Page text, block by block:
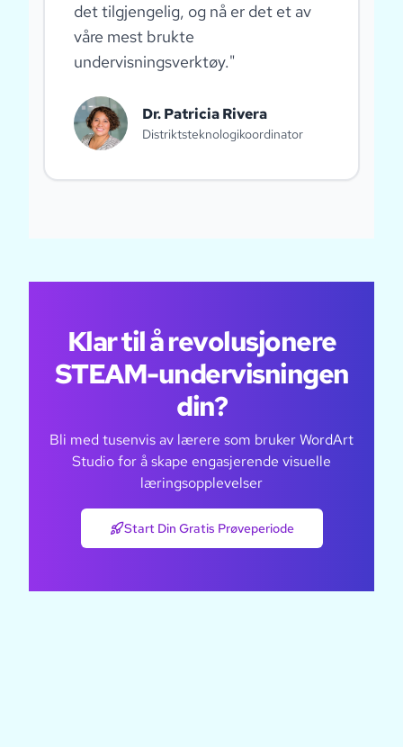
det tilgjengelig, og nå er det et av
våre mest brukte
undervisningsverktøy."
Dr. Patricia Rivera
Distriktsteknologikoordinator
Klar til å revolusjonere
STEAM-undervisningen
din?
Bli med tusenvis av lærere som bruker WordArt
Studio for å skape engasjerende visuelle
læringsopplevelser
Start Din Gratis Prøveperiode